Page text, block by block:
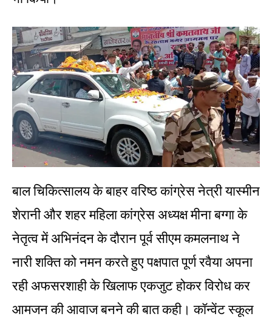
बाल चिकित्सालय के बाहर वरिष्ठ कांग्रेस नेत्री यास्मीन
शेरानी और शहर महिला कांग्रेस अध्यक्ष मीना बग्गा के
नेतृत्व में अभिनंदन के दौरान पूर्व सीएम कमलनाथ ने
नारी शक्ति को नमन करते हुए पक्षपात पूर्ण रवैया अपना
रही अफसरशाही के खिलाफ एकजुट होकर विरोध कर
आमजन की आवाज बनने की बात कही। कॉन्वेंट स्कूल